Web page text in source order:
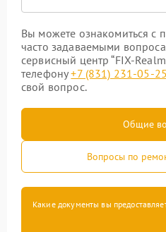
Вы можете ознакомиться с
часто задаваемыми
сервисный центр “FIX-
телефону+7 (831) 231-05-25
свой вопрос.
Общие
Вопросы по
Какие документы вы